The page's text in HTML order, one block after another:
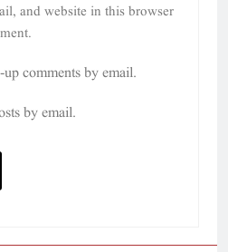
and website in this browser
comments by email.
by email.